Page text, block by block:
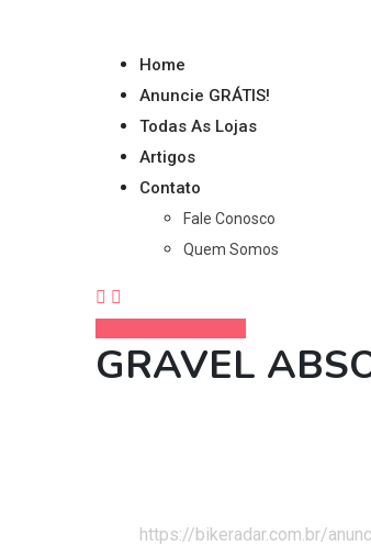
Home
Anuncie GRÁTIS!
Todas As Lojas
Artigos
Contato
Fale Conosco
Quem Somos
GRAVEL
https://bikeradar.com.br/